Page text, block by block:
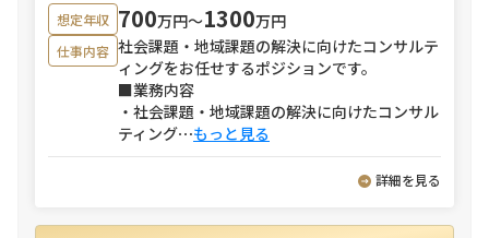
想定年収 700万円〜1300万円
仕事内容 社会課題・地域課題の解決に向けたコンサルテ
ィングをお任せするポジションです。
■業務内容
・社会課題・地域課題の解決に向けたコンサル
ティング⋯もっと見る
詳細を見る